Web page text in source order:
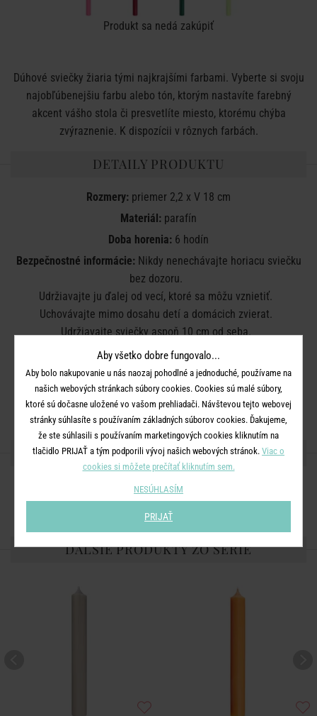
Produkt sa nedá zakúpiť
Dúhové sviečky žiaria tými najkrajšími farbami. Vyberte si svoju
najobľúbenejšiu farbu alebo tón, ktorým nastavíte farebný
akcent vášho stola či presvetlíte miesto, ktorému chýba
zvýraznenie. K dispozícii v rôznych farbách.
DETAILY PRODUKTU
Rozmery: priemer 2,2 x V 18 cm
Materiál: parafín
Doba horenia: 6 hodín
Bezpečnostné informácie: Nikdy nenechávajte horiacu sviečku
bez dozoru.
Udržiavajte ju ďalej od vecí, ktoré sa môžu vznietiť.
Uchovávajte mimo dosahu detí a domácich zvierat.
Udržiavajte sviečky aspoň 10 cm od seba.
Nepáľte v prievane.
Neumiestňujte ju v blízkosti zdroja tepla.
Zastrihnite knôt na 1 cm.
Plameň uhaste. Nesfúkavajte ho.
ZDIEĽAJTE S PRIATEĽMI
ĎALŠIE PRODUKTY ZO SÉRIE
Aby všetko dobre fungovalo...
Aby bolo nakupovanie u nás naozaj pohodlné a jednoduché, používame na
našich webových stránkach súbory cookies. Cookies sú malé súbory,
ktoré sú dočasne uložené vo vašom prehliadači. Návštevou tejto webovej
stránky súhlasíte s používaním základných súborov cookies. Ďakujeme,
že ste súhlasili s používaním marketingových cookies kliknutím na
tlačidlo PRIJAŤ a tým podporili vývoj našich webových stránok. Viac o
cookies si môžete prečítať kliknutím sem.
NESÚHLASÍM
PRIJAŤ